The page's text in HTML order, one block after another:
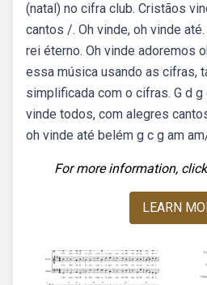
(natal) no cifra club. Cristãos
cantos /. Oh vinde, oh vinde
rei éterno. Oh vinde adoremos
essa música usando as cifras,
simplificada com o cifras. G d
vinde todos, com alegres
oh vinde até belém g c g am
For more information,
LEARN